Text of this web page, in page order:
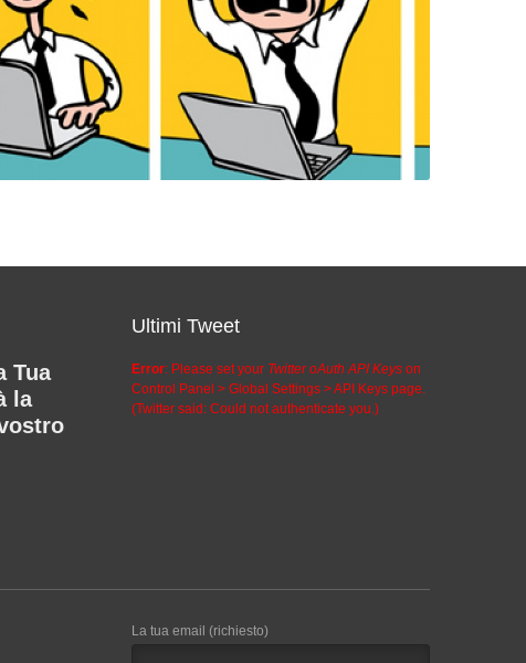
Tua
la
Ultimi Tweet
Error: Please set your Twitter oAuth API Keys on
Control Panel > Global Settings > API Keys page.
(Twitter said: Could not authenticate you.)
La tua email (richiesto)